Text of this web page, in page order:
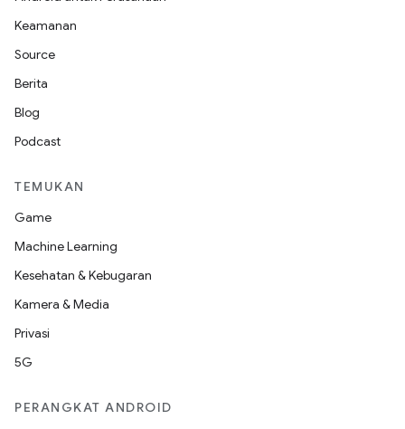
Keamanan
Source
Berita
Blog
Podcast
TEMUKAN
Game
Machine Learning
Kesehatan & Kebugaran
Kamera & Media
Privasi
5G
PERANGKAT ANDROID